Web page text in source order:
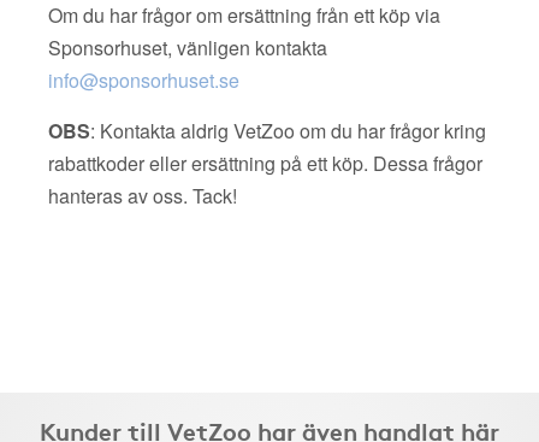
Om du har frågor om ersättning från ett köp via
Sponsorhuset, vänligen kontakta
info@sponsorhuset.se
OBS: Kontakta aldrig VetZoo om du har frågor kring
rabattkoder eller ersättning på ett köp. Dessa frågor
hanteras av oss. Tack!
Kunder till VetZoo har även handlat här